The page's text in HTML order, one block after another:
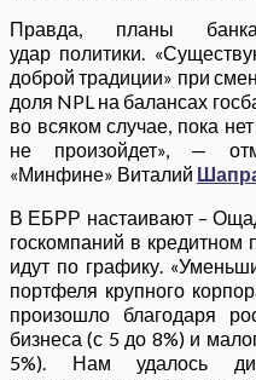
Правда, планы
удар политики.
доброй традиции» при
доля NPL на балансах
во всяком случае, пока
не произойдет», —
«Минфине» Виталий
В ЕБРР настаивают –
госкомпаний в кредитном
идут по графику.
портфеля крупного
произошло благодаря
бизнеса (с 5 до 8%) и
5%). Нам удалось